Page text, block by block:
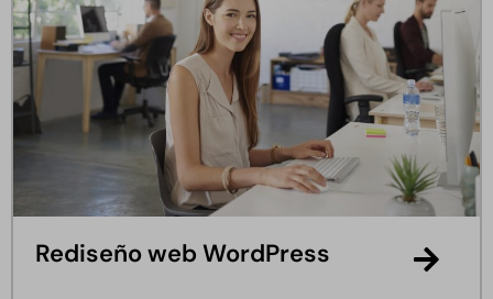
Rediseño web WordPress